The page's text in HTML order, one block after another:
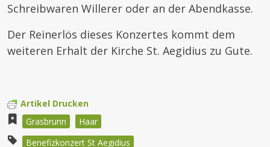
Schreibwaren Willerer oder an der Abendkasse.
Der Reinerlös dieses Konzertes kommt dem
weiteren Erhalt der Kirche St. Aegidius zu Gute.
Artikel Drucken
Grasbrunn
Haar
Benefizkonzert St Aegidius